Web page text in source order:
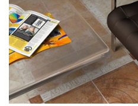
При выборе любой
только цвет и
износостойкость.
износостойкость
керамогранита?